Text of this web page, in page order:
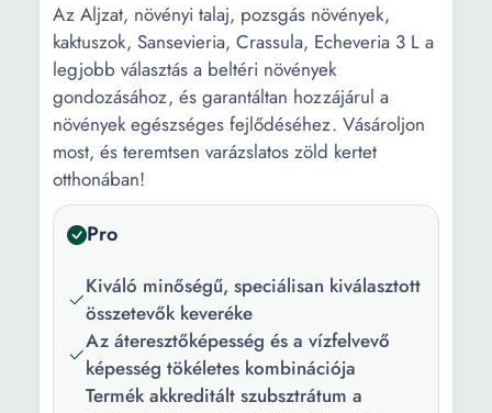
Az Aljzat, növényi talaj, pozsgás növények,
kaktuszok, Sansevieria, Crassula, Echeveria 3 L a
legjobb választás a beltéri növények
gondozásához, és garantáltan hozzájárul a
növények egészséges fejlődéséhez. Vásároljon
most, és teremtsen varázslatos zöld kertet
otthonában!
Pro
Kiváló minőségű, speciálisan kiválasztott
összetevők keveréke
Az áteresztőképesség és a vízfelvevő
képesség tökéletes kombinációja
Termék akkreditált szubsztrátum a